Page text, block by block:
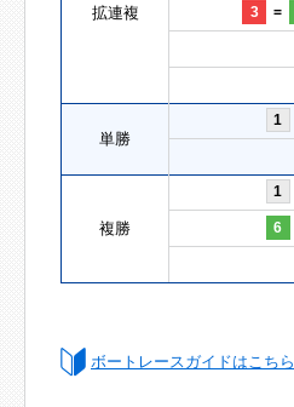
拡連複 3 =
単勝
1
複勝
1
6
ボートレースガイドはこちら